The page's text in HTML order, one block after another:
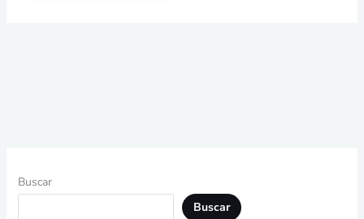
Buscar
Buscar